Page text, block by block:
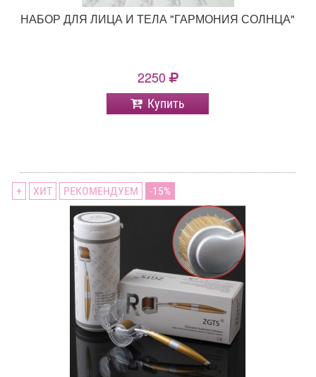
НАБОР ДЛЯ ЛИЦА И ТЕЛА "ГАРМОНИЯ СОЛНЦА"
2250
Купить
+ ХИТ РЕКОМЕНДУЕМ 15